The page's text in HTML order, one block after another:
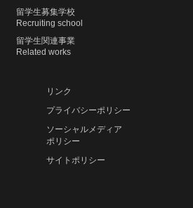
留学生募集学校
Recruiting school
留学生関連事業
Related works
リンク
プライバシーポリシー
ソーシャルメディア
ポリシー
サイトポリシー